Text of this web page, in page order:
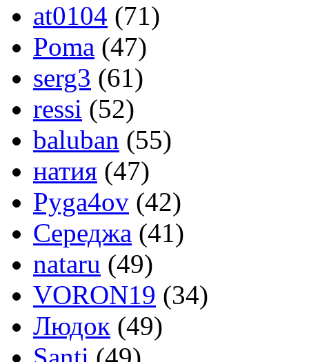
at0104 (71)
Poma (47)
serg3 (61)
ressi (52)
baluban (55)
натия (47)
Pyga4ov (42)
Середжа (41)
nataru (49)
VORON19 (34)
Людок (49)